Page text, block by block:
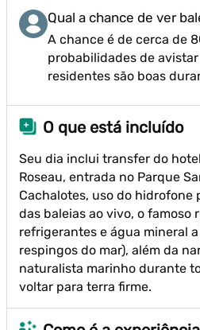
Qual a chance de ver
A chance é de cerca de
probabilidades de
residentes são boas
O que está incluído
Seu dia inclui transfer do
Roseau, entrada no Parque
Cachalotes, uso do hidrofone
das baleias ao vivo, o famoso
refrigerantes e água mineral
respingos do mar), além da
naturalista marinho durante
voltar para terra firme.